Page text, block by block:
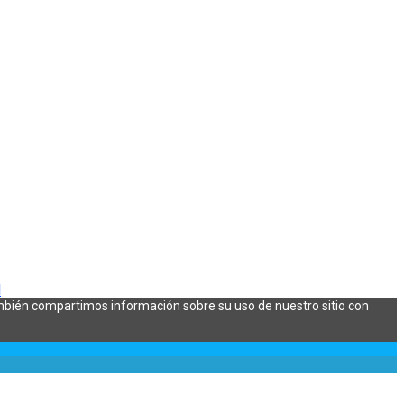
compartimos información sobre su uso de nuestro sitio con